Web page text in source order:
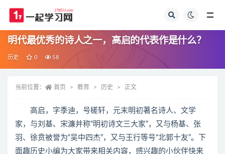
明代最优秀的诗人之一，高启的代表作是什么？
历史 0 58
当前位置： 首页 教育 历史 正文
高启，字季迪，号槎轩，元末明初著名诗人、文学
家，与刘基、宋濂并称“明初诗文三大家”，又与杨基、张
羽、徐贲被誉为“吴中四杰”，又与王行等号“北郭十友”。下
面趣历史小编为大家带来相关内容，感兴趣的小伙伴快来